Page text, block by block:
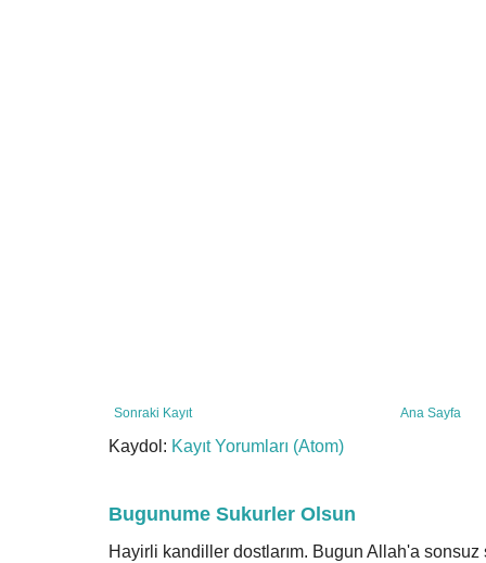
Sonraki Kayıt Ana Sayfa
Kaydol: Kayıt Yorumları (Atom)
Bugunume Sukurler Olsun
Hayirli kandiller dostlarım. Bugun Allah'a